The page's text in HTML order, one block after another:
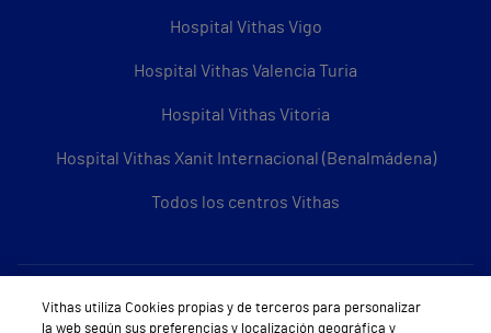
Hospital Vithas Vigo
Hospital Vithas Valencia Turia
Hospital Vithas Vitoria
Hospital Vithas Xanit Internacional (Benalmádena)
Todos los centros Vithas
Sobre Vithas
Vithas utiliza Cookies propias y de terceros para personalizar
la web según sus preferencias y localización geográfica y